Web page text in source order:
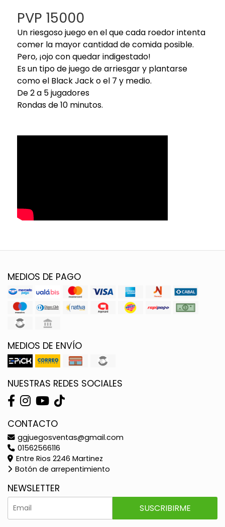
PVP 15000
Un riesgoso juego en el que cada roedor intenta
comer la mayor cantidad de comida posible.
Pero, ¡ojo con quedar indigestado!
Es un tipo de juego de arriesgar y plantarse
como el Black Jack o el 7 y medio.
De 2 a 5 jugadores
Rondas de 10 minutos.
MEDIOS DE PAGO
MEDIOS DE ENVÍO
NUESTRAS REDES SOCIALES
CONTACTO
ggjuegosventas@gmail.com
01562566116
Entre Rios 2246 Martinez
Botón de arrepentimiento
NEWSLETTER
SUSCRIBIRME